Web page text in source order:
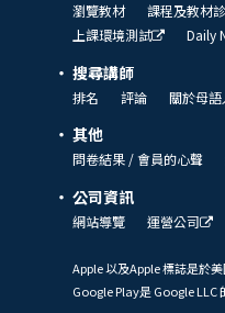
瀏覽教材 課程及教材
上課環境測試
Daily
搜尋講師
排名 評論 關於母語
其他
問卷結果 / 會員的心聲
公司資訊
網站導覽 運營公司
Apple 以及Apple 標誌是於
Google Play是 Google LLC